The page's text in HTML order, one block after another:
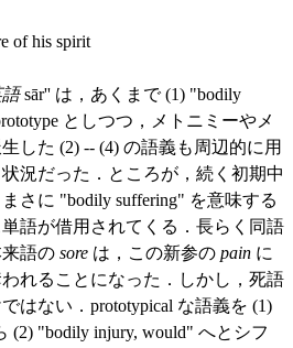
of his spirit
語sār'' は，あくまで (1) "bodily
としつつ，メトニミーやメ
した (2) -- (4) の語義も周辺的に用
況だった．ところが，続く初期中
さに "bodily suffering" を意味する
語が借用されてくる．長らく同語
語の sore は，この新参の pain に
れることになった．しかし，死語
はない．prototypical な語義を (1)
(2) "bodily injury, would" へとシフ